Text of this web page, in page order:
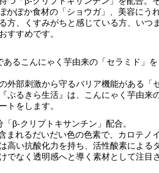
かぽか食材の「ショウガ」、美容にう
方、くすみがちと感じている方、いつ
すすめです。
るこんにゃく芋由来の「セラミド」を
外部刺激から守るバリア機能がある「
ぷるきら生活』は、こんにゃく芋由来
トをします。
β-クリプトキサンチン」配合。
まれるだいだい色の色素で、カロテノ
高い抗酸化力を持ち、活性酸素による
でなく透明感へと導く素材として注目